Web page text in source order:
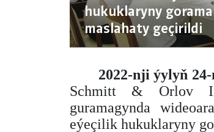
hukuklaryny
maslahaty geçirildi
2022-nji ýylyň
Schmitt & Orlov
guramagynda
eýeçilik hukuklaryny